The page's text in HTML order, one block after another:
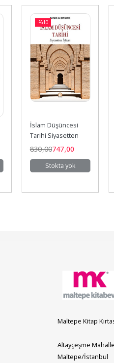
-%10
İslam Düşüncesi
Tarihi Siyasetten
İrfana
830,00747,00
Stokta yok
Maltepe Kitap
Altayçeşme
Maltepe/İstanbul